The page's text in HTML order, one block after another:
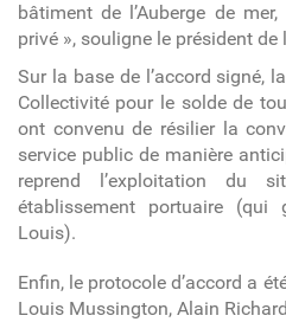
bâtiment de l’Auberge de
privé », souligne le président de
Sur la base de l’accord signé,
Collectivité pour le solde de
ont convenu de résilier la
service public de manière
reprend l’exploitation
établissement portuaire
Louis).
Enfin, le protocole d’accord a
Louis Mussington, Alain